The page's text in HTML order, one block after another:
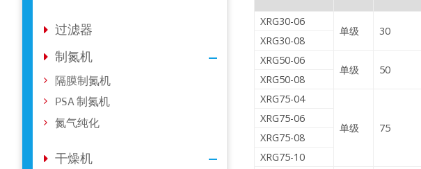
XRG30-06
单级 30
XRG30-08
XRG50-06
单级 50
XRG50-08
XRG75-04
单级 75
XRG75-06
XRG75-08
XRG75-10
过滤器
制氮机
隔膜制氮机
PSA 制氮机
氮气纯化
干燥机